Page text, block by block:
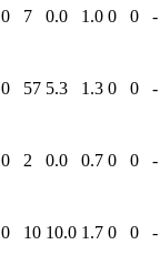
0 7 0.0 1.0 0 0
-
0 57 5.3 1.3 0 0
-
0 2 0.0 0.7 0 0
-
0 10 10.0 1.7 0 0 -